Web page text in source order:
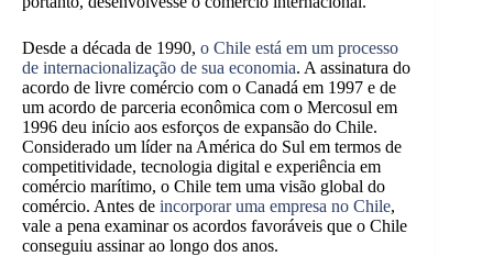
Desde a década de 1990, o Chile está em um processo
de internacionalização de sua economia. A assinatura do
acordo de livre comércio com o Canadá em 1997 e de
um acordo de parceria econômica com o Mercosul em
1996 deu início aos esforços de expansão do Chile.
Considerado um líder na América do Sul em termos de
competitividade, tecnologia digital e experiência em
comércio marítimo, o Chile tem uma visão global do
comércio. Antes de incorporar uma empresa no Chile,
vale a pena examinar os acordos favoráveis que o Chile
conseguiu assinar ao longo dos anos.